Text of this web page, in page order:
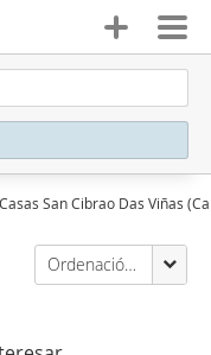
San Cibrao Das Viñas
Ordenación Enalquiler